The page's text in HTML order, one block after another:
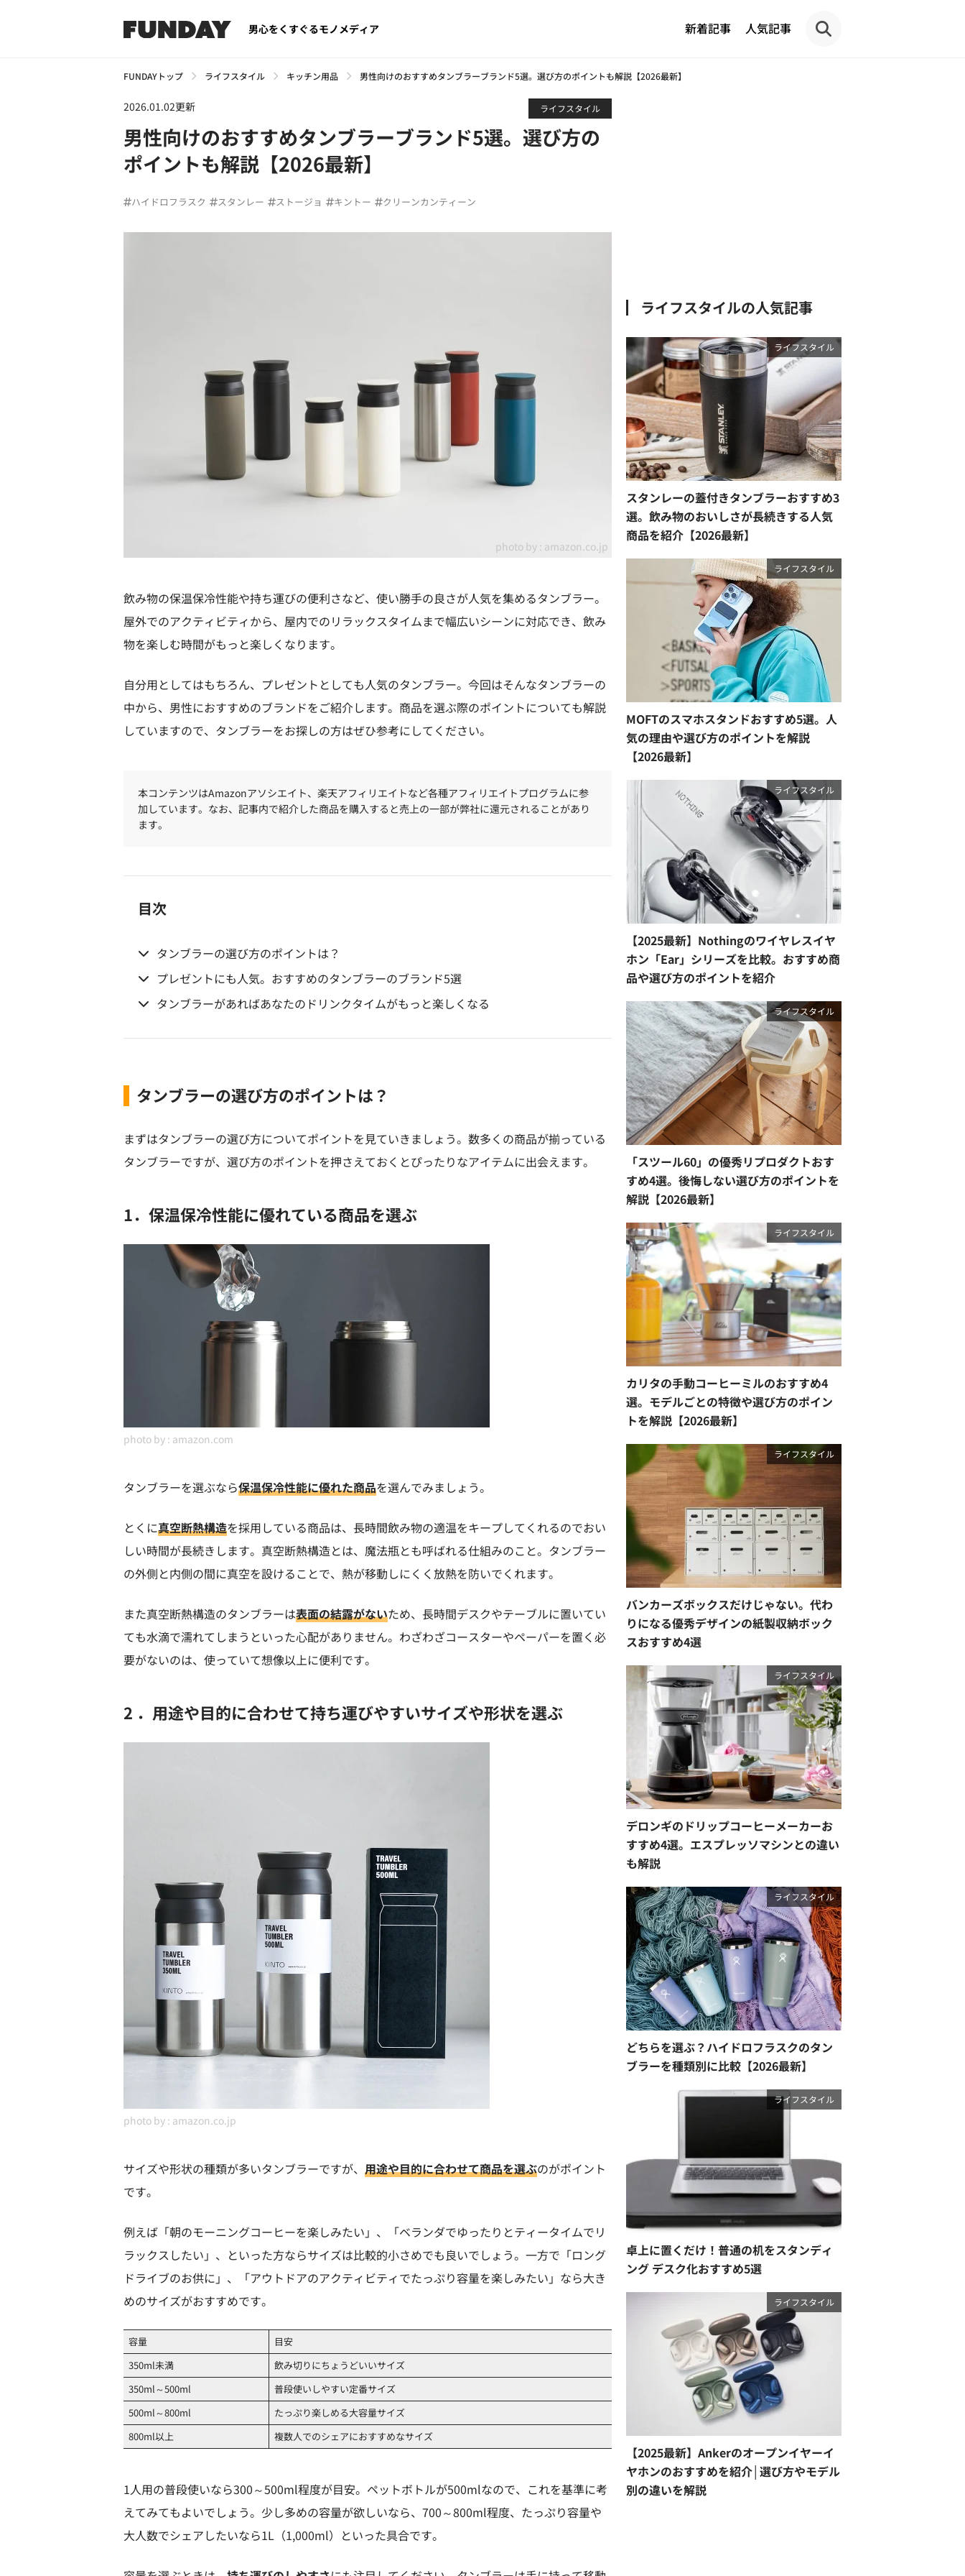
男心をくすぐるモノメディア 新着記事 人気記事
FUNDAYトップ ライフスタイル キッチン用品 男性向けのおすすめタンブラーブランド5選。選び方のポイントも解説【2026最新】
2026.01.02更新 ライフスタイル
男性向けのおすすめタンブラーブランド5選。選び方の
ポイントも解説【2026最新】
ハイドロフラスク スタンレー ストージョ キントー クリーンカンティーン
photo by : amazon.co.jp
飲み物の保温保冷性能や持ち運びの便利さなど、使い勝手の良さが人気を集めるタンブラー。
屋外でのアクティビティから、屋内でのリラックスタイムまで幅広いシーンに対応でき、飲み
物を楽しむ時間がもっと楽しくなります。
自分用としてはもちろん、プレゼントとしても人気のタンブラー。今回はそんなタンブラーの
中から、男性におすすめのブランドをご紹介します。商品を選ぶ際のポイントについても解説
していますので、タンブラーをお探しの方はぜひ参考にしてください。
本コンテンツはAmazonアソシエイト、楽天アフィリエイトなど各種アフィリエイトプログラムに参
加しています。なお、記事内で紹介した商品を購入すると売上の一部が弊社に還元されることがあり
ます。
目次
タンブラーの選び方のポイントは？
プレゼントにも人気。おすすめのタンブラーのブランド5選
タンブラーがあればあなたのドリンクタイムがもっと楽しくなる
タンブラーの選び方のポイントは？
まずはタンブラーの選び方についてポイントを見ていきましょう。数多くの商品が揃っている
タンブラーですが、選び方のポイントを押さえておくとぴったりなアイテムに出会えます。
1．保温保冷性能に優れている商品を選ぶ
photo by : amazon.com
タンブラーを選ぶなら保温保冷性能に優れた商品を選んでみましょう。
とくに真空断熱構造を採用している商品は、長時間飲み物の適温をキープしてくれるのでおい
しい時間が長続きします。真空断熱構造とは、魔法瓶とも呼ばれる仕組みのこと。タンブラー
の外側と内側の間に真空を設けることで、熱が移動しにくく放熱を防いでくれます。
また真空断熱構造のタンブラーは表面の結露がないため、長時間デスクやテーブルに置いてい
ても水滴で濡れてしまうといった心配がありません。わざわざコースターやペーパーを置く必
要がないのは、使っていて想像以上に便利です。
2 ．用途や目的に合わせて持ち運びやすいサイズや形状を選ぶ
photo by : amazon.co.jp
サイズや形状の種類が多いタンブラーですが、 用途や目的に合わせて商品を選ぶのがポイント
です。
例えば「朝のモーニングコーヒーを楽しみたい」、「ベランダでゆったりとティータイムでリ
ラックスしたい」、といった方ならサイズは比較的小さめでも良いでしょう。一方で「ロング
ドライブのお供に」、「アウトドアのアクティビティでたっぷり容量を楽しみたい」なら大き
めのサイズがおすすめです。
容量
目安
350ml未満
飲み切りにちょうどいいサイズ
350ml～500ml
普段使いしやすい定番サイズ
500ml～800ml
たっぷり楽しめる大容量サイズ
800ml以上
複数人でのシェアにおすすめなサイズ
1人用の普段使いなら300～500ml程度が目安。ペットボトルが500mlなので、これを基準に考
えてみてもよいでしょう。少し多めの容量が欲しいなら、700～800ml程度、たっぷり容量や
大人数でシェアしたいなら1L（1,000ml）といった具合です。
ライフスタイルの人気記事
ライフスタイル
スタンレーの蓋付きタンブラーおすすめ3
選。飲み物のおいしさが長続きする人気
商品を紹介【2026最新】
ライフスタイル
MOFTのスマホスタンドおすすめ5選。人
気の理由や選び方のポイントを解説
【2026最新】
ライフスタイル
【2025最新】Nothingのワイヤレスイヤ
ホン「Ear」シリーズを比較。おすすめ商
品や選び方のポイントを紹介
ライフスタイル
「スツール60」の優秀リプロダクトおす
すめ4選。後悔しない選び方のポイントを
解説【2026最新】
ライフスタイル
カリタの手動コーヒーミルのおすすめ4
選。モデルごとの特徴や選び方のポイン
トを解説【2026最新】
ライフスタイル
バンカーズボックスだけじゃない。代わ
りになる優秀デザインの紙製収納ボック
スおすすめ4選
ライフスタイル
デロンギのドリップコーヒーメーカーお
すすめ4選。エスプレッソマシンとの違い
も解説
ライフスタイル
どちらを選ぶ？ハイドロフラスクのタン
ブラーを種類別に比較【2026最新】
ライフスタイル
卓上に置くだけ！普通の机をスタンディ
ング デスク化おすすめ5選
ライフスタイル
【2025最新】Ankerのオープンイヤーイ
ヤホンのおすすめを紹介│選び方やモデル
別の違いを解説